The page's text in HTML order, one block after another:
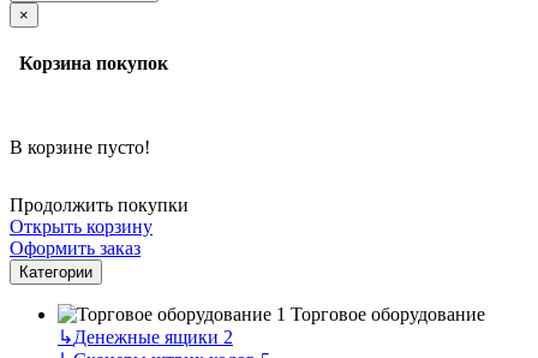
×
Корзина покупок
В корзине пусто!
Продолжить покупки
Открыть корзину
Оформить заказ
Категории
Торговое оборудование
↳Денежные ящики 2